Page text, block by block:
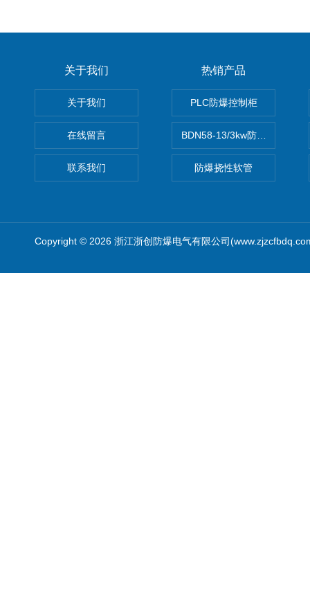
关于我们
关于我们
在线留言
联系我们
热销产品
PLC防爆控制柜
BDN58-13/3kw防爆电热油汀
防爆挠性软管
Copyright © 2026 浙江浙创防爆电气有限公司